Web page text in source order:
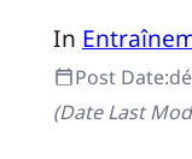
In
Post Date:
(Date Last